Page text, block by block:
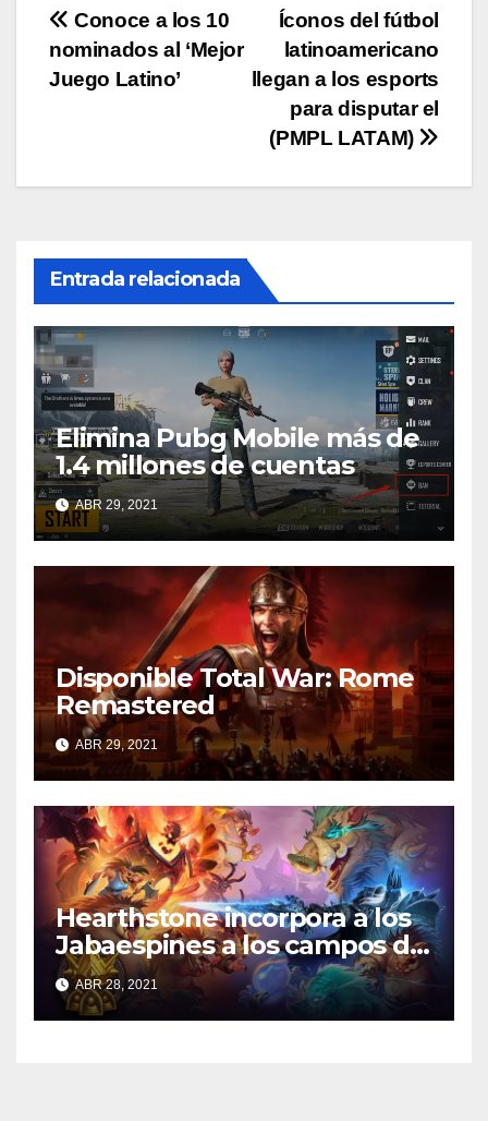
Navegación
de
Íconos del fútbol
latinoamericano
llegan a los esports
para disputar el
(PMPL LATAM)
Conoce a los 10
nominados al ‘Mejor
Juego Latino’
Entrada relacionada
Elimina Pubg Mobile más de
1.4 millones de cuentas
ABR 29, 2021
Disponible Total War: Rome
Remastered
ABR 29, 2021
Hearthstone incorpora a los
Jabaespines a los campos de
batalla
ABR 28, 2021